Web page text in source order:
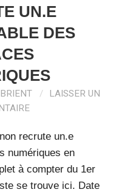
UN.E
DES
LAISSER UN
recrute un.e
numériques en
à compter du 1er
se trouve ici. Date